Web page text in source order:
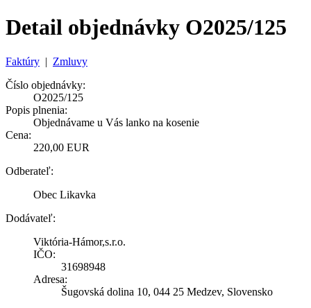
Detail objednávky O2025/125
Faktúry | Zmluvy
Číslo objednávky:
O2025/125
Popis plnenia:
Objednávame u Vás lanko na kosenie
Cena:
220,00 EUR
Odberateľ:
Obec Likavka
Dodávateľ:
Viktória-Hámor,s.r.o.
IČO:
31698948
Adresa:
Šugovská dolina 10, 044 25 Medzev, Slovensko